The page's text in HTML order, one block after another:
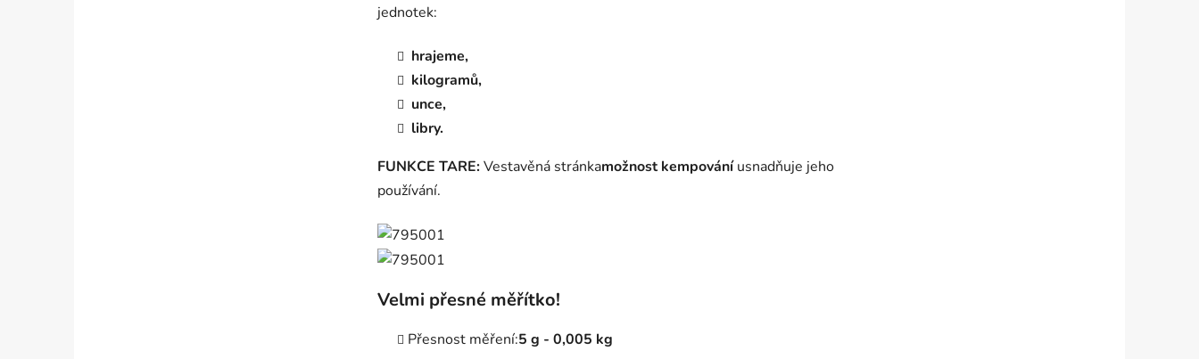
jednotek:
hrajeme,
kilogramů,
unce,
libry.
FUNKCE TARE:Vestavěná stránkamožnost kempováníusnadňuje jeho
používání.
Velmi přesné měřítko!
Přesnost měření:5 g - 0,005 kg